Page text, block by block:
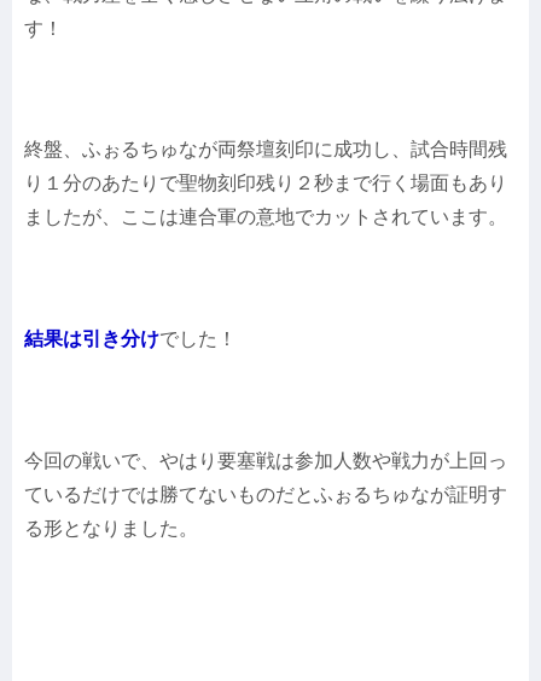
す！
終盤、ふぉるちゅなが両祭壇刻印に成功し、試合時間残
り１分のあたりで聖物刻印残り２秒まで行く場面もあり
ましたが、ここは連合軍の意地でカットされています。
結果は引き分けでした！
今回の戦いで、やはり要塞戦は参加人数や戦力が上回っ
ているだけでは勝てないものだとふぉるちゅなが証明す
る形となりました。